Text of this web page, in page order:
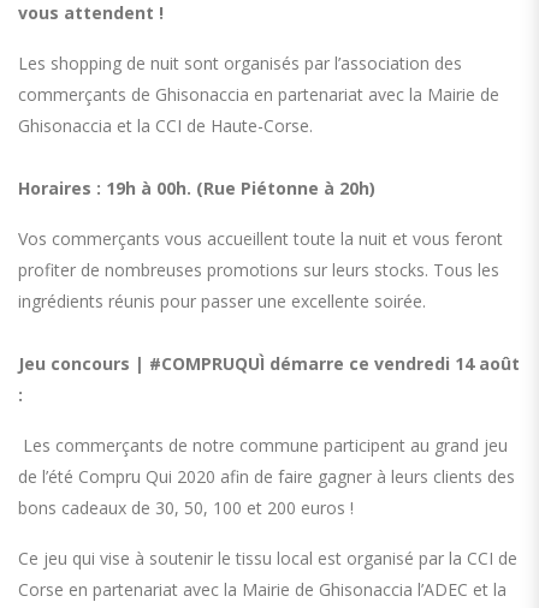
vous attendent !
Les shopping de nuit sont organisés par l’association des
commerçants de Ghisonaccia en partenariat avec la Mairie de
Ghisonaccia et la CCI de Haute-Corse.
Horaires : 19h à 00h. (Rue Piétonne à 20h)
Vos commerçants vous accueillent toute la nuit et vous feront
profiter de nombreuses promotions sur leurs stocks. Tous les
ingrédients réunis pour passer une excellente soirée.
Jeu concours | #COMPRUQUÌ démarre ce vendredi 14 août
:
Les commerçants de notre commune participent au grand jeu
de l’été Compru Qui 2020 afin de faire gagner à leurs clients des
bons cadeaux de 30, 50, 100 et 200 euros !
Ce jeu qui vise à soutenir le tissu local est organisé par la CCI de
Corse en partenariat avec la Mairie de Ghisonaccia l’ADEC et la